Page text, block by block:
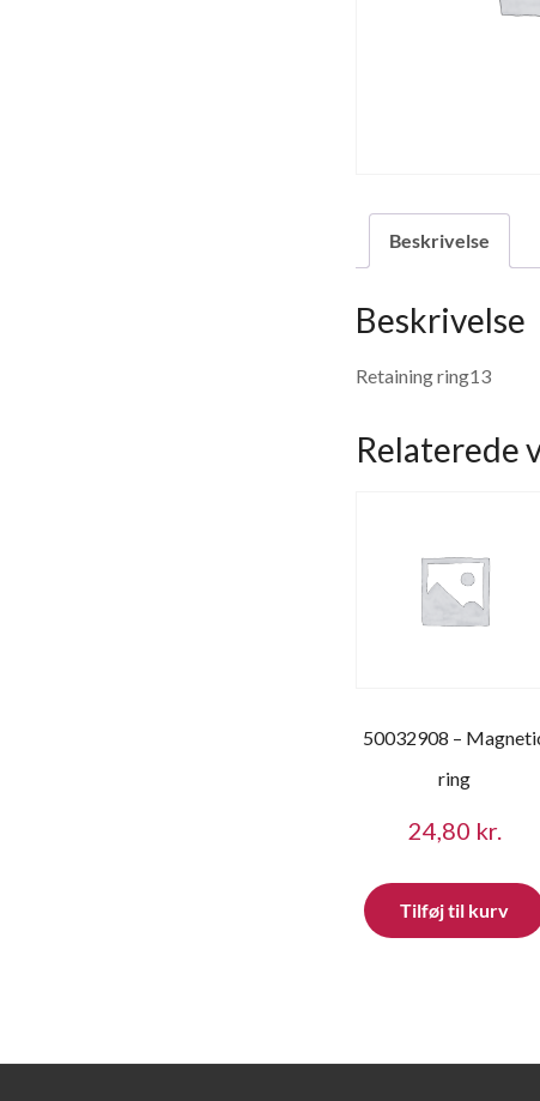
Beskrivelse
Beskrivelse
Retaining ring13
Relaterede
50032908 –
ring
24,80 kr.
Tilføj til kurv